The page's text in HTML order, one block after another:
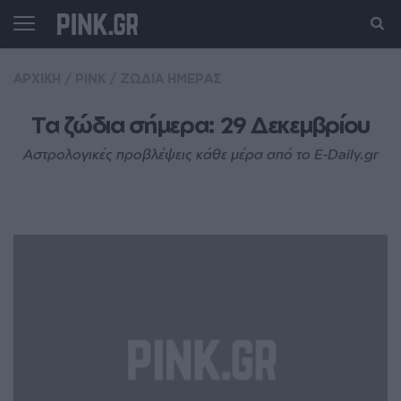
Τα ζώδια σήμερα: 29 Δεκεμβρίου
Αστρολογικές προβλέψεις κάθε μέρα από το E-Daily.gr